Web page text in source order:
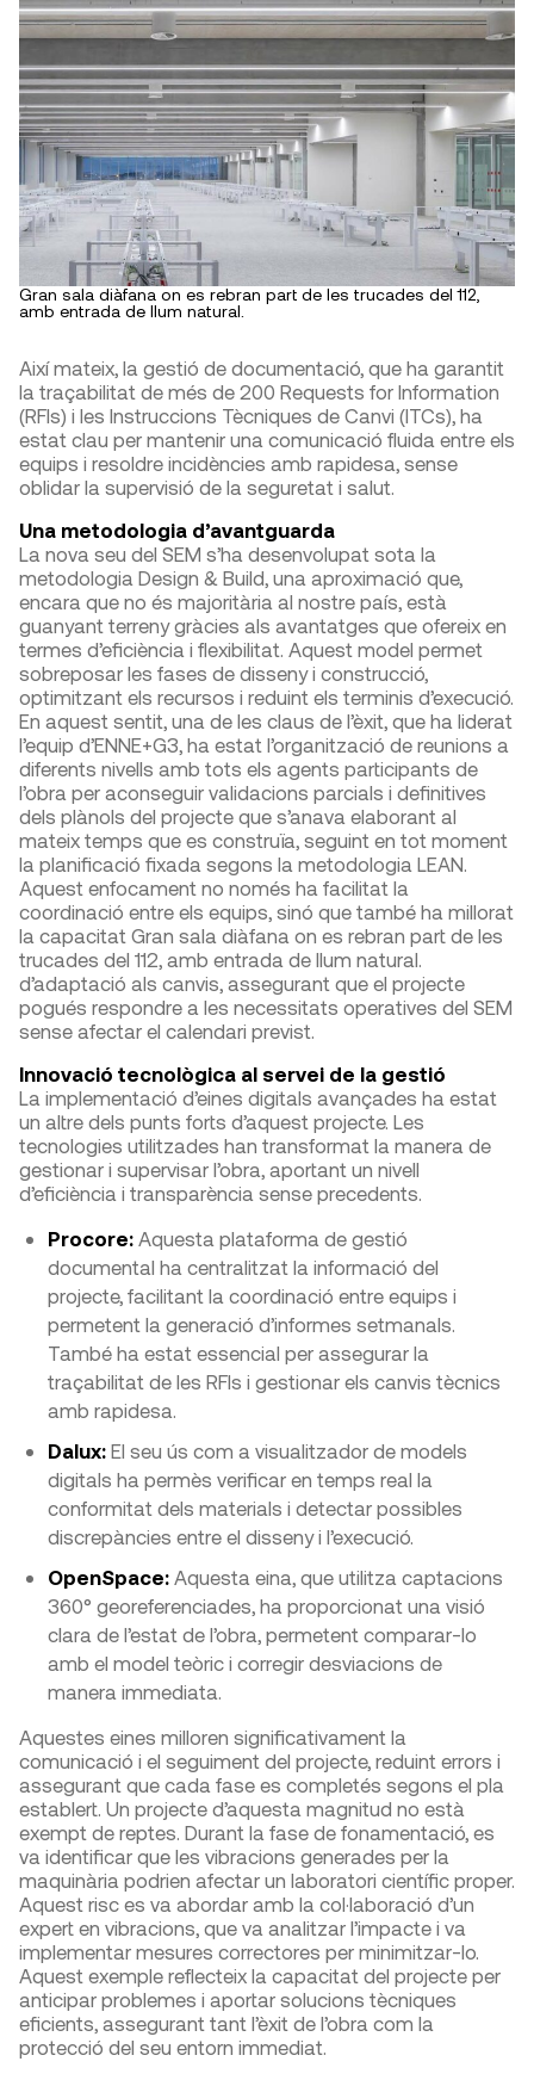
Gran sala diàfana on es rebran part de les trucades del 112,
amb entrada de llum natural.
Així mateix, la gestió de documentació, que ha garantit
la traçabilitat de més de 200 Requests for Information
(RFIs) i les Instruccions Tècniques de Canvi (ITCs), ha
estat clau per mantenir una comunicació fluida entre els
equips i resoldre incidències amb rapidesa, sense
oblidar la supervisió de la seguretat i salut.
Una metodologia d’avantguarda
La nova seu del SEM s’ha desenvolupat sota la
metodologia Design & Build, una aproximació que,
encara que no és majoritària al nostre país, està
guanyant terreny gràcies als avantatges que ofereix en
termes d’eficiència i flexibilitat. Aquest model permet
sobreposar les fases de disseny i construcció,
optimitzant els recursos i reduint els terminis d’execució.
En aquest sentit, una de les claus de l’èxit, que ha liderat
l’equip d’ENNE+G3, ha estat l’organització de reunions a
diferents nivells amb tots els agents participants de
l’obra per aconseguir validacions parcials i definitives
dels plànols del projecte que s’anava elaborant al
mateix temps que es construïa, seguint en tot moment
la planificació fixada segons la metodologia LEAN.
Aquest enfocament no només ha facilitat la
coordinació entre els equips, sinó que també ha millorat
la capacitat Gran sala diàfana on es rebran part de les
trucades del 112, amb entrada de llum natural.
d’adaptació als canvis, assegurant que el projecte
pogués respondre a les necessitats operatives del SEM
sense afectar el calendari previst.
Innovació tecnològica al servei de la gestió
La implementació d’eines digitals avançades ha estat
un altre dels punts forts d’aquest projecte. Les
tecnologies utilitzades han transformat la manera de
gestionar i supervisar l’obra, aportant un nivell
d’eficiència i transparència sense precedents.
Procore: Aquesta plataforma de gestió
documental ha centralitzat la informació del
projecte, facilitant la coordinació entre equips i
permetent la generació d’informes setmanals.
També ha estat essencial per assegurar la
traçabilitat de les RFIs i gestionar els canvis tècnics
amb rapidesa.
Dalux: El seu ús com a visualitzador de models
digitals ha permès verificar en temps real la
conformitat dels materials i detectar possibles
discrepàncies entre el disseny i l’execució.
OpenSpace: Aquesta eina, que utilitza captacions
360° georeferenciades, ha proporcionat una visió
clara de l’estat de l’obra, permetent comparar-lo
amb el model teòric i corregir desviacions de
manera immediata.
Aquestes eines milloren significativament la
comunicació i el seguiment del projecte, reduint errors i
assegurant que cada fase es completés segons el pla
establert. Un projecte d’aquesta magnitud no està
exempt de reptes. Durant la fase de fonamentació, es
va identificar que les vibracions generades per la
maquinària podrien afectar un laboratori científic proper.
Aquest risc es va abordar amb la col·laboració d’un
expert en vibracions, que va analitzar l’impacte i va
implementar mesures correctores per minimitzar-lo.
Aquest exemple reflecteix la capacitat del projecte per
anticipar problemes i aportar solucions tècniques
eficients, assegurant tant l’èxit de l’obra com la
protecció del seu entorn immediat.